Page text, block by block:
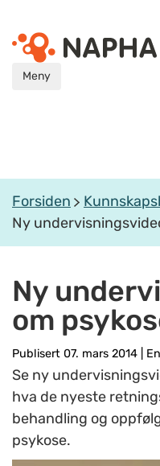
Meny
Forsiden
Ny
Ny
om
Publisert 07. mars 2014
Se ny
hva de nyeste
behandling og
psykose.